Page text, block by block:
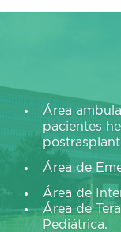
Área
pacientes
Área de
Área de
Área de
Pediátrica.